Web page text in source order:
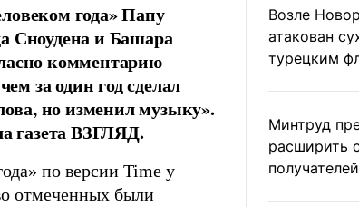
года» Папу
Сноудена и Башара
комментарию
за один год сделал
но изменил музыку».
газета ВЗГЛЯД.
по версии Time у
отмеченных были
Возле
атакован
турецким
Минтруд
расширить